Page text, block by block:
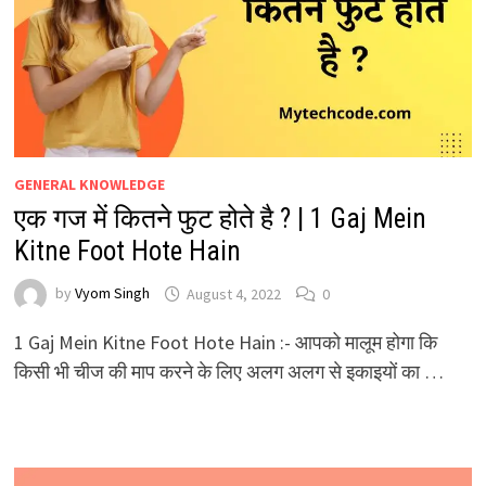
GENERAL KNOWLEDGE
एक गज में कितने फुट होते है ? | 1 Gaj Mein
Kitne Foot Hote Hain
by Vyom Singh August 4, 2022 0
1 Gaj Mein Kitne Foot Hote Hain :- आपको मालूम होगा कि
किसी भी चीज की माप करने के लिए अलग अलग से इकाइयों का …